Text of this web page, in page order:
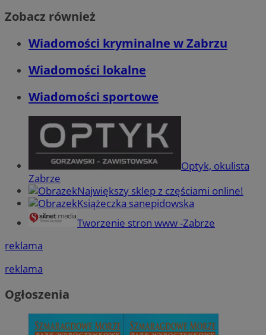
Zobacz również
Wiadomości kryminalne w Zabrzu
Wiadomości lokalne
Wiadomości sportowe
Optyk, okulista
Zabrze
Największy sklep z częściami online!
Książeczka sanepidowska
Tworzenie stron www -Zabrze
reklama
reklama
Ogłoszenia